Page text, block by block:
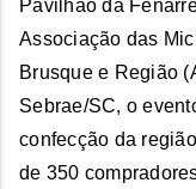
Pavilhão da
Associação das
Brusque e Região
Sebrae/SC, o
confecção da
de 350